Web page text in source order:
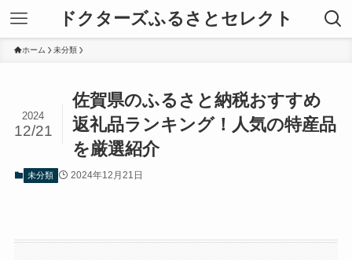
ドクターズふるさとセレクト
ホーム 未分類
佐賀県のふるさと納税おすすめ
返礼品ランキング！人気の特産品
を厳選紹介
2024
12/21
未分類 2024年12月21日